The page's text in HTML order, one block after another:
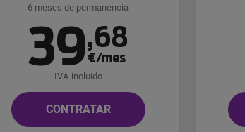
6 meses de permanencia
39,68
€/mes
IVA incluido
CONTRATAR